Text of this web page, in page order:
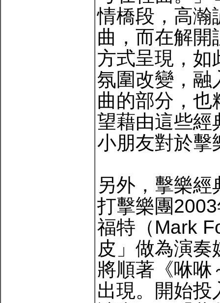
情橋段，高瀚
曲，而在解開
方式呈現，如
氛圍改變，融
曲的部分，也
望藉由這些經
小朋友對於擊
另外，擊樂
打擊樂團
福特（Mark
皮」做為演
將順著《咻咻
出現。開始投